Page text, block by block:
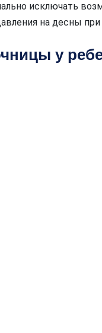
исключать
на десны
у